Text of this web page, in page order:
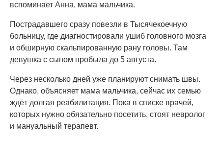
вспоминает Анна, мама мальчика.
Пострадавшего сразу повезли в Тысячекоечную
больницу, где диагностировали ушиб головного мозга
и обширную скальпированную рану головы. Там
девушка с сыном пробыла до 5 августа.
Через несколько дней уже планируют снимать швы.
Однако, объясняет мама мальчика, сейчас их семью
ждёт долгая реабилитация. Пока в списке врачей,
которых нужно обязательно посетить, стоят невролог
и мануальный терапевт.